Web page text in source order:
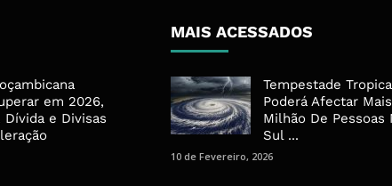
em 2026,
Dívida e Divisas
MAIS ACESSADOS
Tempestade
Poderá Afectar
Milhão De Pessoas
Sul ...
10 de Fevereiro, 2026